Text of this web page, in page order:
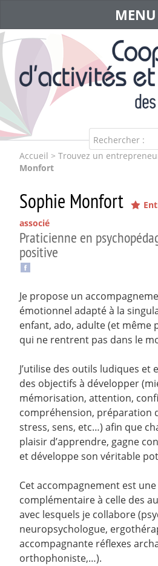
Rechercher :
MENU
Accueil > Trouvez un
Monfort
Sophie Monfort
associé
Praticienne en
positive
Je propose un
émotionnel adapté à la
enfant, ado, adulte (et même
qui ne rentrent pas dans le
J’utilise des outils ludiques et
des objectifs à développer
mémorisation, attention,
compréhension, préparation
stress, sens, etc…) afin que
plaisir d’apprendre, gagne
et développe son véritable
Cet accompagnement est
complémentaire à celle des
avec lesquels je collabore
neuropsychologue,
accompagnante réflexes
orthophoniste,…).